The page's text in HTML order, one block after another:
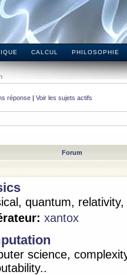
CALCUL PHILOSOPHIE
réponse | Voir les sujets actifs
Forum
quantum,
xantox
science,